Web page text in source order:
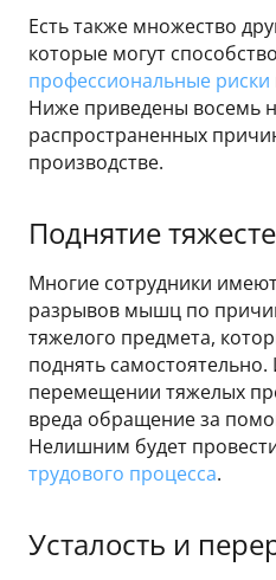
Есть также множество
которые могут
профессиональные риски
Ниже приведены восемь
распространенных
производстве.
Поднятие
Многие сотрудники
разрывов мышц по
тяжелого предмета,
поднять
перемещении тяжелых
вреда обращение за
Нелишним будет
трудового процесса.
Усталость и